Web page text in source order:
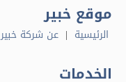
موقع خبير
الرئيسية عن شركة خبير
الخدمات